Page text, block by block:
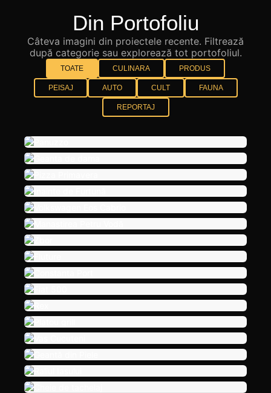
Din Portofoliu
Câteva imagini din proiectele recente. Filtrează
după categorie sau explorează tot portofoliul.
TOATE CULINARA PRODUS
PEISAJ AUTO CULT FAUNA
REPORTAJ